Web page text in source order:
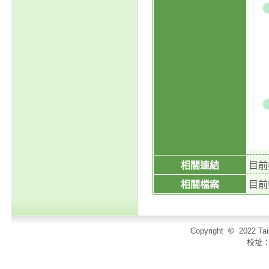
相關連結
目
相關檔案
目
Copyright © 2022
校址